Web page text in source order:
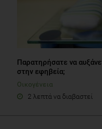
Παρατηρήσατε να
στην εφηβεία;
Οικογένεια
2 λεπτά να διαβαστεί